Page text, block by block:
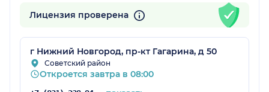
Лицензия проверена
г Нижний Новгород, пр-кт Гагарина, д 50
Советский район
Откроется завтра в 08:00